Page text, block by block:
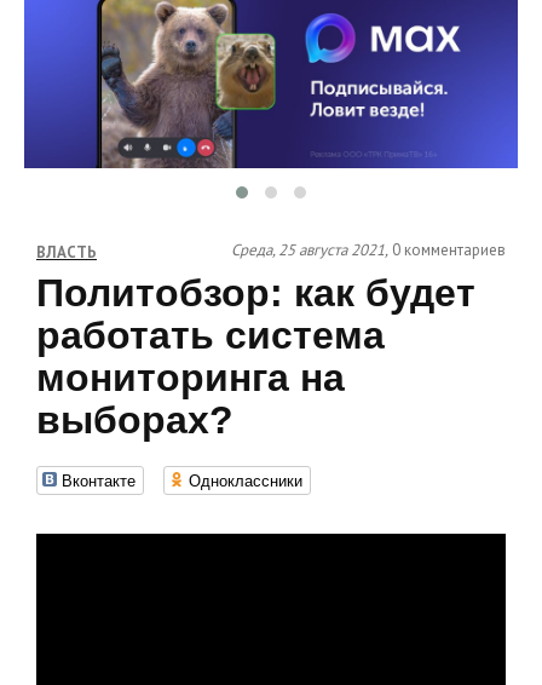
ВЛАСТЬ Среда, 25 августа 2021, 0 комментариев
Политобзор: как будет
работать система
мониторинга на
выборах?
Вконтакте Одноклассники